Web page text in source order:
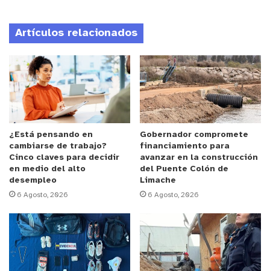
Para Carlos Colihuechún Brevis, director regional
de SENDA Valparaíso, la Academia SENDA es un
espacio de aprendizaje y de actualización de
conocimientos para quienes deseen acceder a
herramientas para prevenir posibles consumos,
pero también para intervenir de manera temprana
y evitar que estos se tornen problemáticos.
“En la academia podrán encontrar un espacio de
formación que abarca temáticas relacionadas con
la amplia oferta programática que como servicio
poseemos y que transita desde la prevención
hasta las áreas de tratamiento e integración
Artículos relacionados
¿Está pensando en
cambiarse de trabajo?
Cinco claves para decidir
en medio del alto
desempleo
6 Agosto, 2026
Gobernador compromete
financiamiento para
avanzar en la construcción
del Puente Colón de
Limache
6 Agosto, 2026